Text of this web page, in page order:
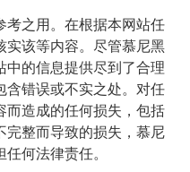
考之用。在根据本网站任
实该等内容。尽管慕尼黑
中的信息提供尽到了合理
含错误或不实之处。对任
而造成的任何损失，包括
完整而导致的损失，慕尼
何法律责任。